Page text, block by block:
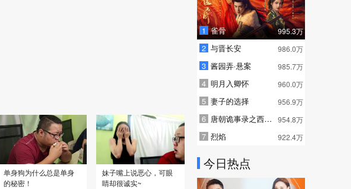
单身狗为什么总是单身
的秘密！
妹子嘴上说恶心，可眼
睛却很诚实~
1 雀骨 995.3万
2 与晋长安 986.0万
3 酱园弄·悬案 985.7万
4 明月入卿怀 960.0万
5 妻子的选择 956.9万
6 唐朝诡事录之西行 普通话 954.8万
7 烈焰 922.4万
今日热点